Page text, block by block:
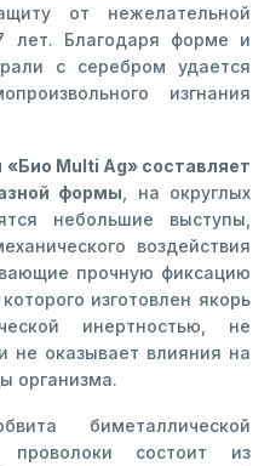
от нежелательной
лет. Благодаря форме и
с серебром удается
изгнания
Multi Ag» составляет
формы , на округлых
небольшие выступы,
воздействия
прочную фиксацию
изготовлен якорь
инертностью, не
не оказывает влияния на
организма.
биметаллической
проволоки состоит из